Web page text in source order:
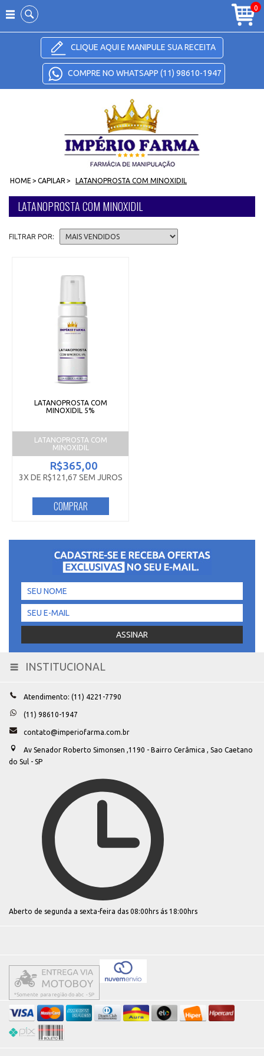
Carrinho
0
CLIQUE AQUI E MANIPULE SUA RECEITA
COMPRE NO WHATSAPP (11) 98610-1947
HOME > CAPILAR > LATANOPROSTA COM MINOXIDIL
LATANOPROSTA COM MINOXIDIL
FILTRAR POR:
LATANOPROSTA COM
MINOXIDIL 5%
LATANOPROSTA COM
MINOXIDIL
R$365,00
3X DE R$121,67 SEM JUROS
COMPRAR
Toggle
INSTITUCIONAL
Atendimento: (11) 4221-7790
(11) 98610-1947
contato@imperiofarma.com.br
Av Senador Roberto Simonsen ,1190 - Bairro Cerâmica , Sao Caetano
do Sul - SP
Aberto de segunda a sexta-feira das 08:00hrs ás 18:00hrs